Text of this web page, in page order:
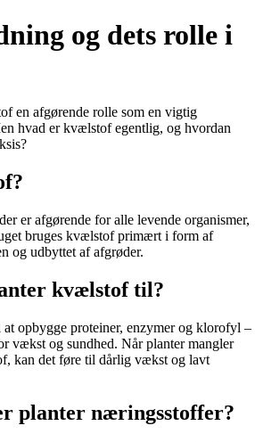
og dets rolle i
en afgørende rolle som en vigtig
hvad er kvælstof egentlig, og hvordan
er afgørende for alle levende organismer,
bruges kvælstof primært i form af
og udbyttet af afgrøder.
kvælstof til?
opbygge proteiner, enzymer og klorofyl –
vækst og sundhed. Når planter mangler
kan det føre til dårlig vækst og lavt
planter næringsstoffer?